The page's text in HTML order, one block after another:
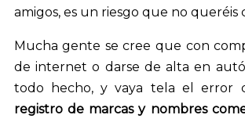
amigos, es un riesgo que no queréis
Mucha gente se cree que con
de internet o darse de alta en
todo hecho, y vaya tela el error
registro de marcas y nombres